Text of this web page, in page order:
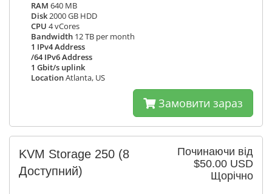
RAM 640 MB
Disk2000 GB HDD
CPU 4 vCores
Bandwidth 12 TB per month
1 IPv4 Address
/64 IPv6 Address
1 Gbit/s uplink
LocationAtlanta, US
Замовити зараз
Починаючи від
$50.00 USD
Щорічно
KVM Storage 250 (8
Доступний)